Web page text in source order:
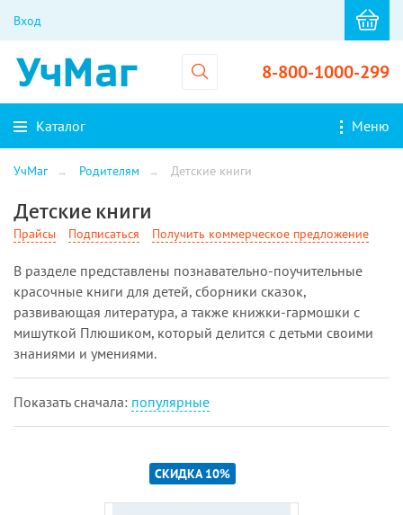
Вход
8-800-1000-299
Каталог Меню
УчМаг Родителям Детские книги
Детские книги
Прайсы Подписаться Получить коммерческое предложение
В разделе представлены познавательно-поучительные
красочные книги для детей, сборники сказок,
развивающая литература, а также книжки-гармошки с
мишуткой Плюшиком, который делится с детьми своими
знаниями и умениями.
Показать cначала: популярные
СКИДКА 10%